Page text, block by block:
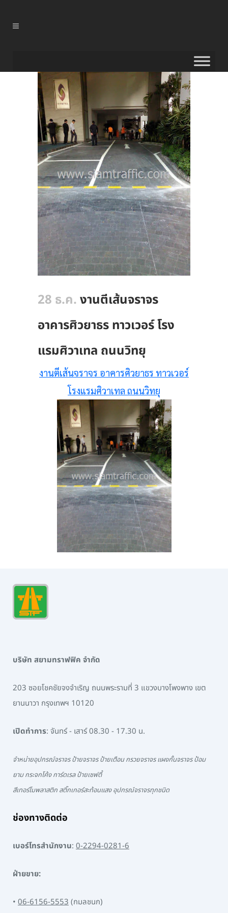
28 ธ.ค.งานตีเส้นจราจร
อาคารศิวยาธร ทาวเวอร์ โรง
แรมศิวาเทล ถนนวิทยุ
งานตีเส้นจราจร อาคารศิวยาธร ทาวเวอร์
โรงแรมศิวาเทล ถนนวิทยุ
บริษัท สยามทราฟฟิค จำกัด
203 ซอยโชคชัยจงจำเริญ ถนนพระรามที่ 3 แขวงบางโพงพาง เขต
ยานนาวา กรุงเทพฯ 10120
เปิดทำการ: จันทร์ - เสาร์ 08.30 - 17.30 น.
จำหน่ายอุปกรณ์จราจร ป้ายจราจร ป้ายเตือน กรวยจราจร แผงกั้นจราจร ป้อม
ยาม กระจกโค้ง การ์ดเรล ป้ายเซฟตี้
สีเทอร์โมพลาสติก สติ๊กเกอร์สะท้อนแสง อุปกรณ์จราจรทุกชนิด
ช่องทางติดต่อ
เบอร์โทรสำนักงาน: 0-2294-0281-6
ฝ่ายขาย:
• 06-6156-5553(กมลชนก)